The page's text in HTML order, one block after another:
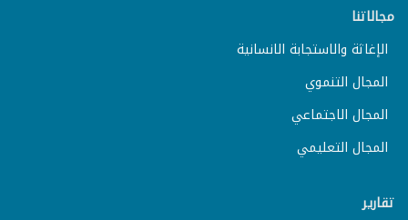
مجالاتنا
الإغاثة والاستجابة الانسانية
المجال التنموي
المجال الاجتماعي
المجال التعليمي
تقارير